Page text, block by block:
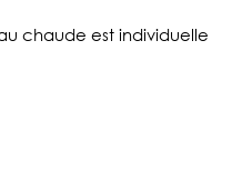
chaude est individuelle